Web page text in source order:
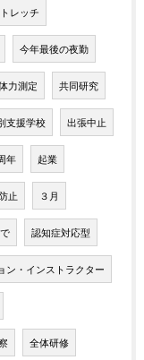
レッチ
今年最後の夜勤
力測定 共同研究
支援学校 出張中止
年 起業
止 ３月
認知症対応型
ン・インストラクター
全体研修